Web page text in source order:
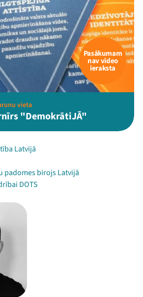
Pasākumam
nav video
ieraksta
vieta
"DemokrātiJĀ"
Latvijā
padomes birojs Latvijā
DOTS